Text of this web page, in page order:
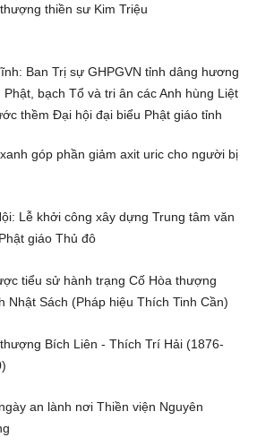
thiền sư Kim Triệu
Ban Trị sự GHPGVN tỉnh dâng hương
Phật, bạch Tổ và tri ân các Anh hùng Liệt
thềm Đại hội đại biểu Phật giáo tỉnh
góp phần giảm axit uric cho người bị
Lễ khởi công xây dựng Trung tâm văn
giáo Thủ đô
tiểu sử hành trạng Cố Hòa thượng
Nhật Sách (Pháp hiệu Thích Tinh Cần)
Bích Liên - Thích Trí Hải (1876-
an lành nơi Thiền viện Nguyên